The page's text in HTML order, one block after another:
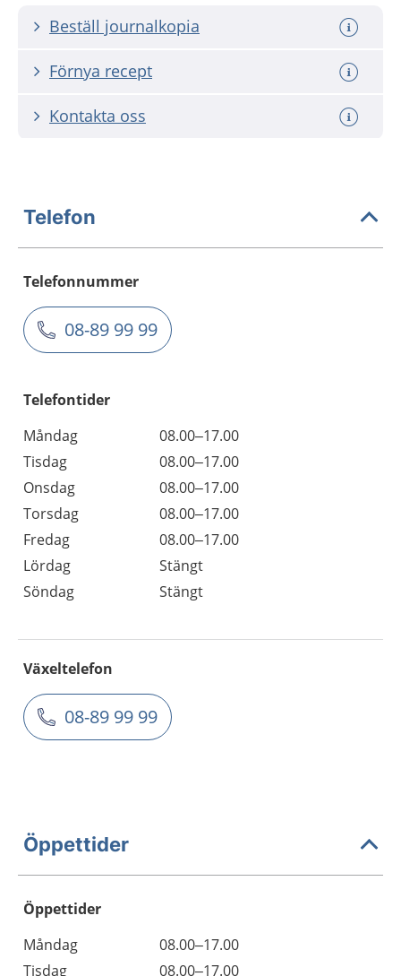
Beställ journalkopia
Förnya recept
Kontakta oss
Telefon
Telefonnummer
08-89 99 99
Telefontider
Måndag
08.00–17.00
Tisdag
08.00–17.00
Onsdag
08.00–17.00
Torsdag
08.00–17.00
Fredag
08.00–17.00
Lördag
Stängt
Söndag
Stängt
Växeltelefon
08-89 99 99
Öppettider
Öppettider
Dag
Öppettider
Kommentarer
Måndag
08.00–17.00
Tisdag
08.00–17.00